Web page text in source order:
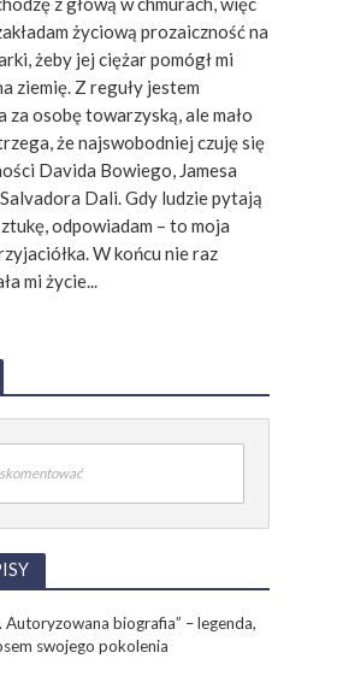
życiową prozaiczność na
żeby jej ciężar pomógł mi
ziemię. Z reguły jestem
za osobę towarzyską, ale mało
że najswobodniej czuję się
Davida Bowiego, Jamesa
Dali. Gdy ludzie pytają
odpowiadam – to moja
W końcu nie raz
mi życie...
Autoryzowana biografia” – legenda,
swojego pokolenia